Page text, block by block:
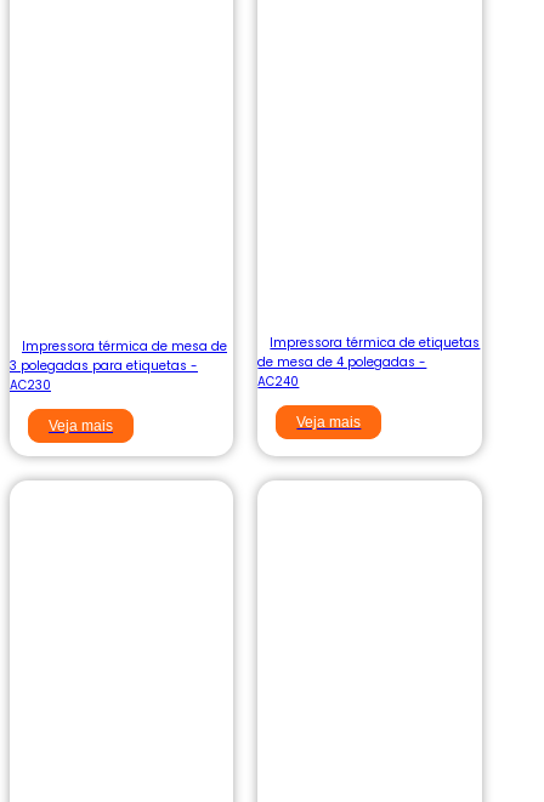
Impressora térmica de mesa de
3 polegadas para etiquetas -
AC230
Veja mais
Impressora térmica de etiquetas
de mesa de 4 polegadas -
AC240
Veja mais